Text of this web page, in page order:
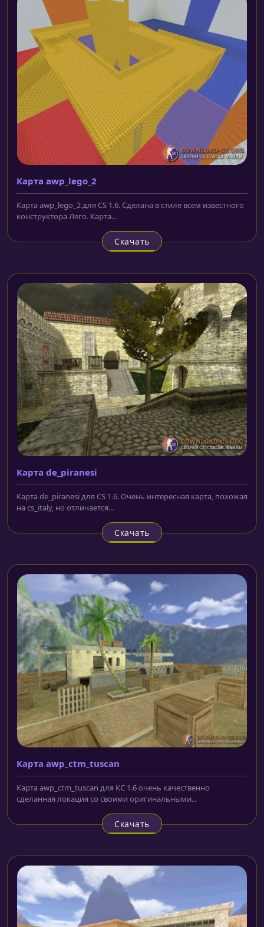
Карта awp_lego_2
Карта awp_lego_2 для CS 1.6. Сделана в стиле всем известного
конструктора Лего. Карта...
Скачать
Карта de_piranesi
Карта de_piranesi для CS 1.6. Очень интересная карта, похожая
на cs_italy, но отличается...
Скачать
Карта awp_ctm_tuscan
Карта awp_ctm_tuscan для КС 1.6 очень качественно
сделанная локация со своими оригинальными...
Скачать